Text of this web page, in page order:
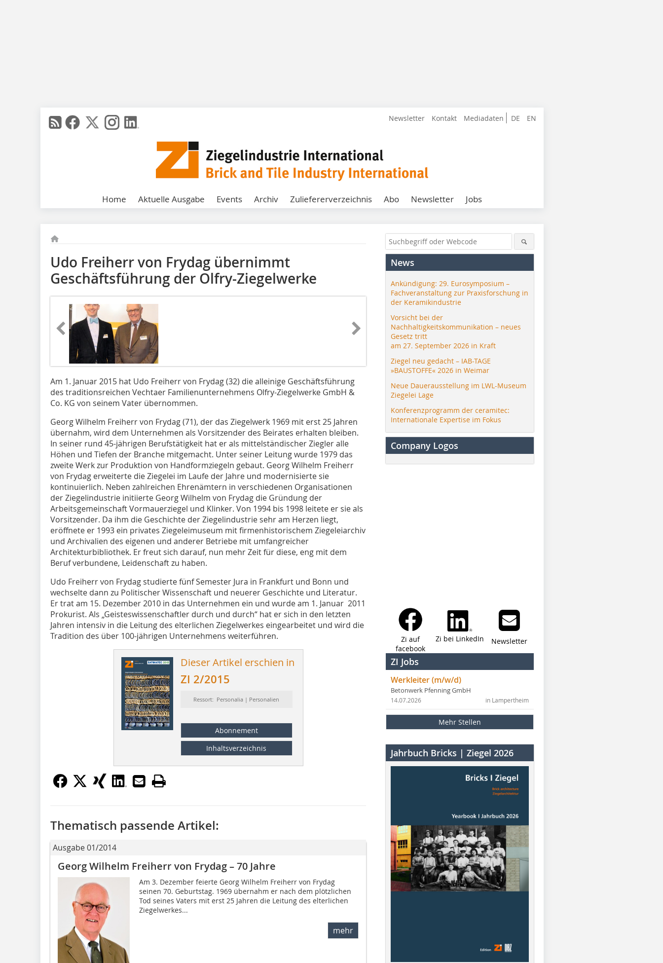
DE EN
Newsletter Kontakt Mediadaten
Home Aktuelle Ausgabe Events Archiv Zuliefererverzeichnis Abo Newsletter Jobs
Udo Freiherr von Frydag übernimmt
Geschäftsführung der Olfry-Ziegelwerke
Am 1. Januar 2015 hat Udo Freiherr von Frydag (32) die alleinige Geschäftsführung
des traditionsreichen Vechtaer Familienunternehmens Olfry-Ziegelwerke GmbH &
Co. KG von seinem Vater übernommen.
Georg Wilhelm Freiherr von Frydag (71), der das Ziegelwerk 1969 mit erst 25 Jahren
übernahm, wird dem Unternehmen als Vorsitzender des Beirates erhalten bleiben.
In seiner rund 45-jährigen Berufstätigkeit hat er als mittelständischer Ziegler alle
Höhen und Tiefen der Branche mitgemacht. Unter seiner Leitung wurde 1979 das
zweite Werk zur Produktion von Handformziegeln gebaut. Georg Wilhelm Freiherr
von Frydag erweiterte die Ziegelei im Laufe der Jahre und modernisierte sie
kontinuierlich. Neben zahlreichen Ehrenämtern in verschiedenen Organisationen
der Ziegelindustrie initiierte Georg Wilhelm von Frydag die Gründung der
Arbeitsgemeinschaft Vormauerziegel und Klinker. Von 1994 bis 1998 leitete er sie als
Vorsitzender. Da ihm die Geschichte der Ziegelindustrie sehr am Herzen liegt,
eröffnete er 1993 ein privates Ziegeleimuseum mit firmenhistorischem Ziegeleiarchiv
und Archivalien des eigenen und anderer Betriebe mit umfangreicher
Architekturbibliothek. Er freut sich darauf, nun mehr Zeit für diese, eng mit dem
Beruf verbundene, Leidenschaft zu haben.
Udo Freiherr von Frydag studierte fünf Semester Jura in Frankfurt und Bonn und
wechselte dann zu Politischer Wissenschaft und neuerer Geschichte und Literatur.
Er trat am 15. Dezember 2010 in das Unternehmen ein und wurde am 1. Januar 2011
Prokurist. Als „Geisteswissenschaftler durch und durch“ hat er sich in den letzten
Jahren intensiv in die Leitung des elterlichen Ziegelwerkes eingearbeitet und wird die
Tradition des über 100-jährigen Unternehmens weiterführen.
Dieser Artikel erschien in
ZI 2/2015
Ressort: Personalia | Personalien
Abonnement
Inhaltsverzeichnis
Thematisch passende Artikel:
Ausgabe 01/2014
Georg Wilhelm Freiherr von Frydag – 70 Jahre
Am 3. Dezember feierte Georg Wilhelm Freiherr von Frydag
seinen 70. Geburtstag. 1969 übernahm er nach dem plötzlichen
Tod seines Vaters mit erst 25 Jahren die Leitung des elterlichen
Ziegelwerkes...
mehr
News
Ankündigung: 29. Eurosymposium –
Fachveranstaltung zur Praxisforschung in
der Keramikindustrie
Vorsicht bei der
Nachhaltigkeitskommunikation – neues
Gesetz tritt
am 27. September 2026 in Kraft
Ziegel neu gedacht – IAB-TAGE
»BAUSTOFFE« 2026 in Weimar
Neue Dauerausstellung im LWL-Museum
Ziegelei Lage
Konferenzprogramm der ceramitec:
Internationale Expertise im Fokus
Company Logos
Zi auf
facebook
Zi bei LinkedIn Newsletter
ZI Jobs
Werkleiter (m/w/d)
Betonwerk Pfenning GmbH
in Lampertheim
14.07.2026
Mehr Stellen
Jahrbuch Bricks | Ziegel 2026